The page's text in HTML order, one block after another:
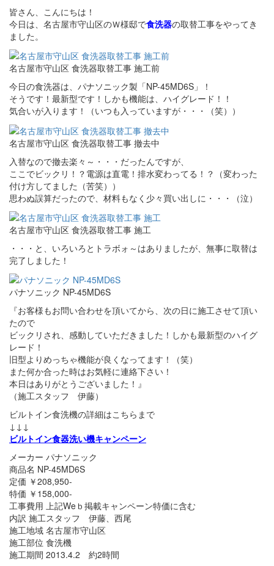
皆さん、こんにちは！
今日は、名古屋市守山区のＷ様邸で食洗器の取替工事をやってき
ました。
名古屋市守山区 食洗器取替工事 施工前
今日の食洗器は、パナソニック製「NP-45MD6S」！
そうです！最新型です！しかも機能は、ハイグレード！！
気合いが入ります！（いつも入っていますが・・・（笑））
名古屋市守山区 食洗器取替工事 撤去中
入替なので撤去楽々～・・・だったんですが、
ここでビックリ！？電源は直電！排水変わってる！？（変わった
付け方してました（苦笑））
思わぬ誤算だったので、材料もなく少々買い出しに・・・（泣）
名古屋市守山区 食洗器取替工事 施工
・・・と、いろいろとトラボォ～はありましたが、無事に取替は
完了しました！
パナソニック NP-45MD6S
『お客様もお問い合わせを頂いてから、次の日に施工させて頂い
たので
ビックリされ、感動していただきました！しかも最新型のハイグ
レード！
旧型よりめっちゃ機能が良くなってます！（笑）
また何か合った時はお気軽に連絡下さい！
本日はありがとうございました！』
（施工スタッフ 伊藤）
ビルトイン食洗機の詳細はこちらまで
↓↓↓
ビルトイン食器洗い機キャンペーン
メーカー パナソニック
商品名 NP-45MD6S
定価 ￥208,950-
特価 ￥158,000-
工事費用 上記Weｂ掲載キャンペーン特価に含む
内訳 施工スタッフ 伊藤、西尾
施工地域 名古屋市守山区
施工部位 食洗機
施工期間 2013.4.2 約2時間